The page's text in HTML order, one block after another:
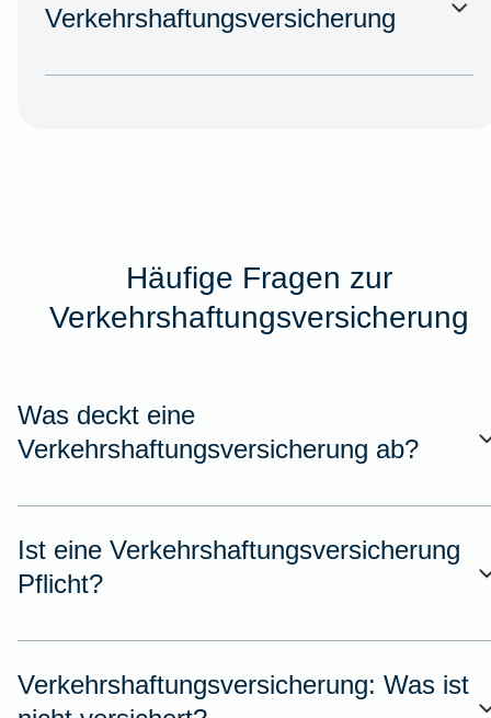
Verkehrshaftungsversicherung
Häufige Fragen zur
Verkehrshaftungsversicherung
Was deckt eine
Verkehrshaftungsversicherung ab?
Ist eine Verkehrshaftungsversicherung
Pflicht?
Verkehrshaftungsversicherung: Was ist